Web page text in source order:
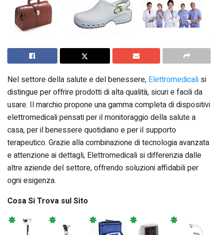
Nel settore della salute e del benessere, Elettromedicali si
distingue per offrire prodotti di alta qualità, sicuri e facili da
usare. Il marchio propone una gamma completa di dispositivi
elettromedicali pensati per il monitoraggio della salute a
casa, per il benessere quotidiano e per il supporto
terapeutico. Grazie alla combinazione di tecnologia avanzata
e attenzione ai dettagli, Elettromedicali si differenzia dalle
altre aziende del settore, offrendo soluzioni affidabili per
ogni esigenza.
Cosa Si Trova sul Sito